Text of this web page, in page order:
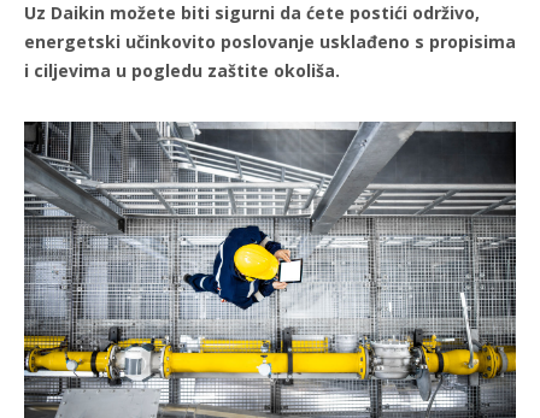
Uz Daikin možete biti sigurni da ćete postići održivo,
energetski učinkovito poslovanje usklađeno s propisima
i ciljevima u pogledu zaštite okoliša.